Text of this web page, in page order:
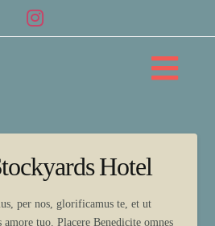
Hotel
per nos, glorificamus te, et ut
tuo. Placere Benedicite omnes